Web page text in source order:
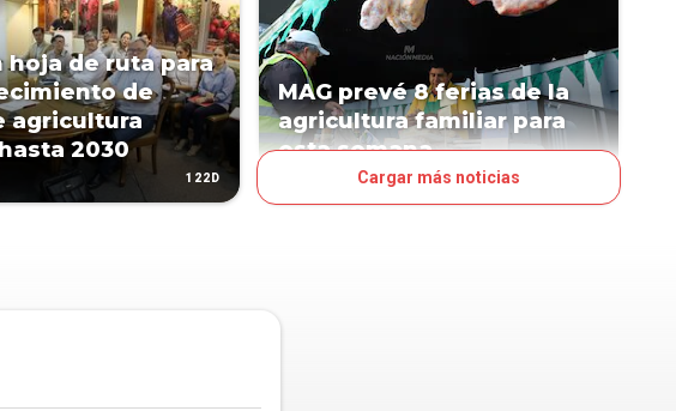
hoja de ruta para
de
agricultura
2030
122D
MAG prevé 8 ferias de la
agricultura familiar para
esta semana
Cargar más noticias